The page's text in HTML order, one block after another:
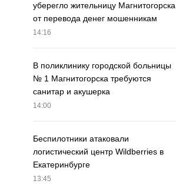
уберегло жительницу Магнитогорска
от перевода денег мошенникам
14:16
В поликлинику городской больницы
№ 1 Магнитогорска требуются
санитар и акушерка
14:00
Беспилотники атаковали
логистический центр Wildberries в
Екатеринбурге
13:45